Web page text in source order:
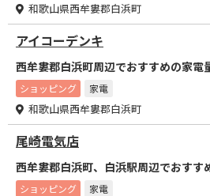
和歌山県西牟婁郡白浜町
アイコーデンキ
西牟婁郡白浜町周辺でおすすめの家電
ショッピング 家電
和歌山県西牟婁郡白浜町
尾崎電気店
西牟婁郡白浜町、白浜駅周辺でおすす
ショッピング 家電